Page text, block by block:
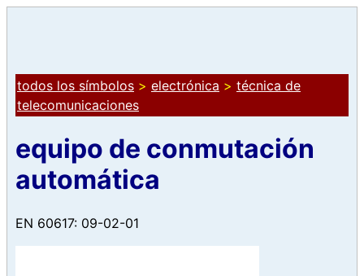
todos los símbolos > electrónica > técnica de
telecomunicaciones
equipo de conmutación
automática
EN 60617: 09-02-01